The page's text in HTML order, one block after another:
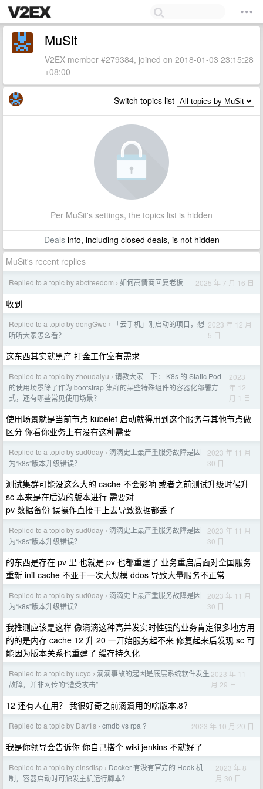
MuSit
V2EX member #279384, joined on 2018-01-03 23:15:28
+08:00
Switch topics list
Per MuSit's settings, the topics list is hidden
Dealsinfo, including closed deals, is not hidden
MuSit's recent replies
Replied to a topic by abcfreedom › 如何高情商回复老板 2025 年 7 月 16 日
收到
Replied to a topic by dongGwo ›
「云手机」刚启动的项目，想
听听大家怎么看？
2023 年 12 月
5 日
这东西其实就黑产 打金工作室有需求
Replied to a topic by zhoudaiyu › 请教大家一下： K8s 的 Static Pod
的使用场景除了作为 bootstrap 集群的某些特殊组件的容器化部署方
式，还有哪些常见使用场景？
2023
年 12
月 1 日
使用场景就是当前节点 kubelet 启动就得用到这个服务与其他节点做
区分 你看你业务上有没有这种需要
Replied to a topic by sud0day › 滴滴史上最严重服务故障是因
为“k8s”版本升级错误？
2023 年 11 月
30 日
测试集群可能没这么大的 cache 不会影响 或者之前测试升级时候升
sc 本来是在后边的版本进行 需要对
pv 数据备份 误操作直接干上去导致数据都丢了
Replied to a topic by sud0day › 滴滴史上最严重服务故障是因
为“k8s”版本升级错误？
2023 年 11 月
30 日
的东西是存在 pv 里 也就是 pv 也都重建了 业务重启后面对全国服务
重新 init cache 不亚于一次大规模 ddos 导致大量服务不正常
Replied to a topic by sud0day › 滴滴史上最严重服务故障是因
为“k8s”版本升级错误？
2023 年 11 月
30 日
我推测应该是这样 像滴滴这种高并发实时性强的业务肯定很多地方用
的的是内存 cache 12 升 20 一开始服务起不来 修复起来后发现 sc 可
能因为版本关系也重建了 缓存持久化
Replied to a topic by ucyo › 滴滴事故的起因是底层系统软件发生
故障，并非网传的“遭受攻击”
2023 年 11
月 29 日
12 还有人在用？ 我很好奇之前滴滴用的啥版本.8?
Replied to a topic by Dav1s › cmdb vs rpa ? 2023 年 10 月 20 日
我是你领导会告诉你 你自己搭个 wiki jenkins 不就好了
Replied to a topic by einsdisp › Docker 有没有官方的 Hook 机
制，容器启动时可触发主机运行脚本？
2023 年 8
月 30 日